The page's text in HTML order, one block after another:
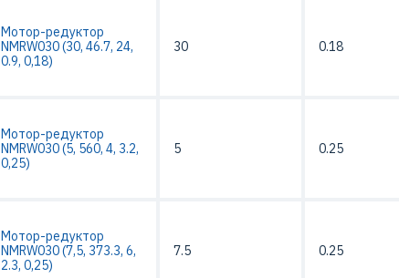
Мотор-редуктор
NMRW030 (30, 46.7, 24,
0.9, 0,18)
30 0.18
Мотор-редуктор
NMRW030 (5, 560, 4, 3.2,
0,25)
5 0.25
Мотор-редуктор
NMRW030 (7,5, 373.3, 6,
2.3, 0,25)
7.5 0.25